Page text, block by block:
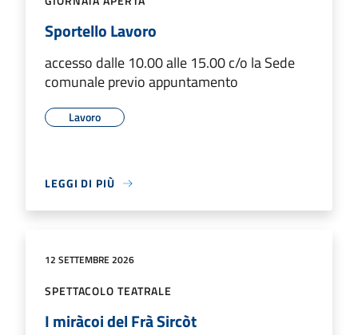
Sportello Lavoro
accesso dalle 10.00 alle 15.00 c/o la Sede
comunale previo appuntamento
Lavoro
LEGGI DI PIÙ
12 SETTEMBRE 2026
SPETTACOLO TEATRALE
I miràcoi del Frà Sircòt